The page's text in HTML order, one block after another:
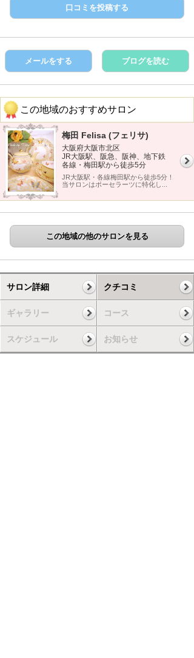
口コミを投稿する
メールをする ブログを読む
この地域のおすすめサロン
梅田 Felisa (フェリサ)
大阪府大阪市北区
JR大阪駅、阪急、阪神、地下鉄
各線・梅田駅から徒歩5分
JR大阪駅・各線梅田駅から徒歩5分！
当サロンはポーセラーツに特化し...
この地域の他のサロンを見る
サロン詳細 クチコミ
ギャラリー コース
スケジュール お知らせ